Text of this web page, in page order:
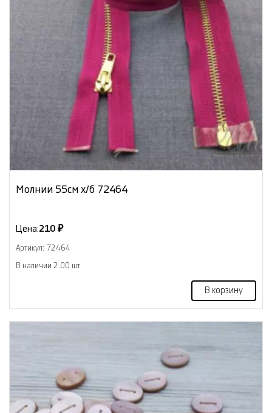
Молнии 55см х/б 72464
Цена:210 ₽
Артикул: 72464
В наличии 2.00 шт
В корзину